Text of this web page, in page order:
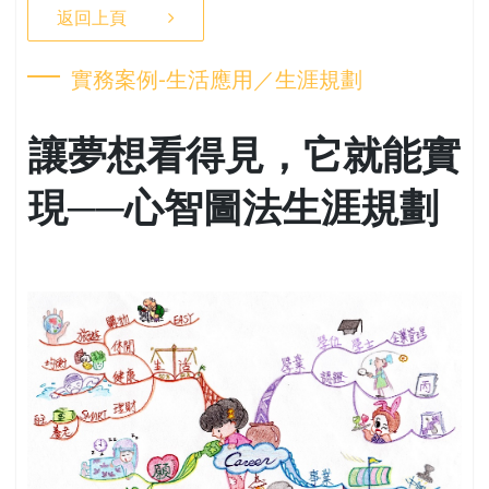
返回上頁
實務案例-生活應用／生涯規劃
讓夢想看得見，它就能實
現──心智圖法生涯規劃